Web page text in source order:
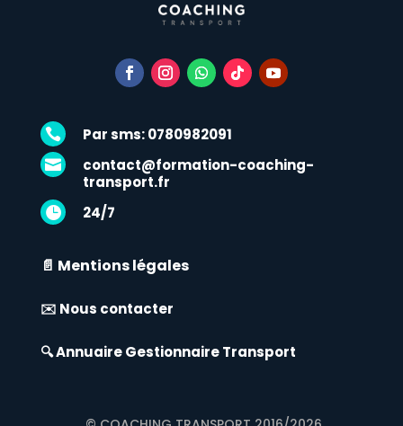
 Par sms: 0780982091

contact@formation-coaching-
transport.fr
 24/7
📄 Mentions légales
✉️ Nous contacter
🔍 Annuaire Gestionnaire Transport